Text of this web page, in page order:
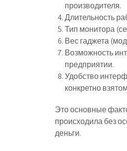
производителя.
Длительность
Тип монитора
Вес гаджета
Возможность
предприятии.
Удобство
конкретно
Это основные
происходила без
деньги.